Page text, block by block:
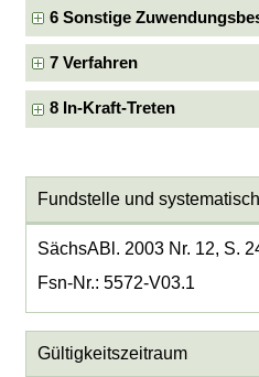
6 Sonstige
7 Verfahren
8 In-Kraft-Treten
Fundstelle und
SächsABl. 2003 Nr. 12, S.
Fsn-Nr.: 5572-V03.1
Gültigkeitszeitraum